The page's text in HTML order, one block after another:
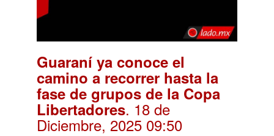
Guaraní ya conoce el
camino a recorrer hasta la
fase de grupos de la Copa
Libertadores. 18 de
Diciembre, 2025 09:50